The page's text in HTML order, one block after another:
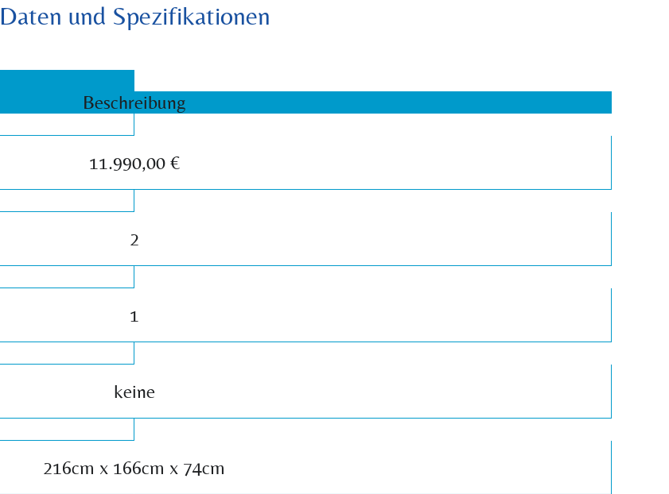
Daten und Spezifikationen
Beschreibung
11.990,00 €
2
1
keine
216cm x 166cm x 74cm